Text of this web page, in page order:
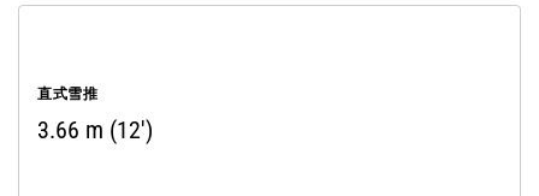
直式雪推
3.66 m (12')